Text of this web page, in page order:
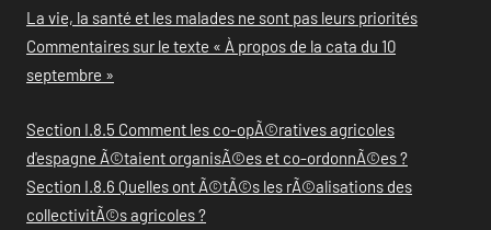
La vie, la santé et les malades ne sont pas leurs priorités
Commentaires sur le texte « À propos de la cata du 10
septembre »
Section I.8.5 Comment les co-opÃ©ratives agricoles
d'espagne Ã©taient organisÃ©es et co-ordonnÃ©es ?
Section I.8.6 Quelles ont Ã©tÃ©s les rÃ©alisations des
collectivitÃ©s agricoles ?